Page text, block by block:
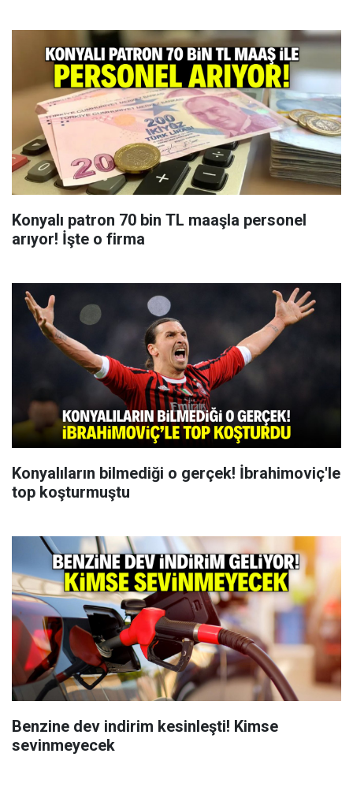
Konyalı patron 70 bin TL maaşla personel
arıyor! İşte o firma
Konyalıların bilmediği o gerçek! İbrahimoviç'le
top koşturmuştu
Benzine dev indirim kesinleşti! Kimse
sevinmeyecek